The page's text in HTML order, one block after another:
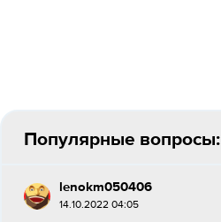
Популярные вопросы:
lenokm050406
14.10.2022 04:05